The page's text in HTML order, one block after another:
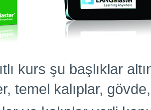
kurs şu başlıklar
temel kalıplar,